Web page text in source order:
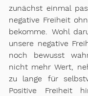
zunächst einmal
negative Freiheit
bekomme. Wohl
unsere negative
noch bewusst
nicht mehr Wert,
zu lange für
Positive Freiheit